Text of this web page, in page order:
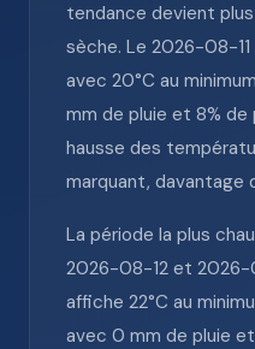
tendance devient
sèche. Le 2026-08-
avec 20°C au
mm de pluie et 8% de
hausse des
marquant, davantage
La période la plus
2026-08-12 et 2026-
affiche 22°C au
avec 0 mm de pluie